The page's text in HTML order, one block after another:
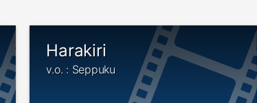
Harakiri
v.o. : Seppuku